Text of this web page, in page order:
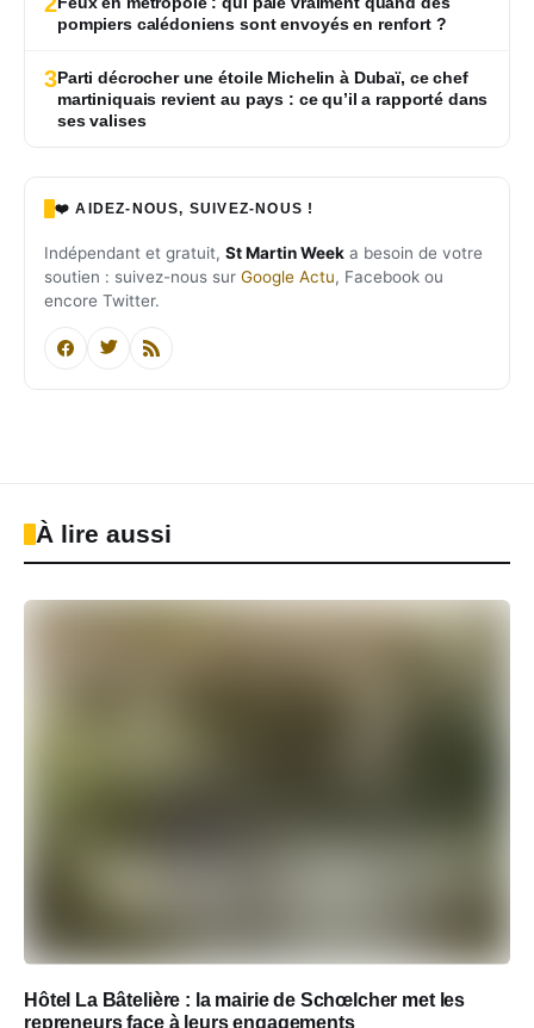
pompiers calédoniens sont envoyés en renfort ?
3Parti décrocher une étoile Michelin à Dubaï, ce chef
martiniquais revient au pays : ce qu’il a rapporté dans
ses valises
❤️ AIDEZ-NOUS, SUIVEZ-NOUS !
Indépendant et gratuit, St Martin Week a besoin de votre
soutien : suivez-nous sur Google Actu, Facebook ou
encore Twitter.
À lire aussi
Hôtel La Bâtelière : la mairie de Schœlcher met les
repreneurs face à leurs engagements